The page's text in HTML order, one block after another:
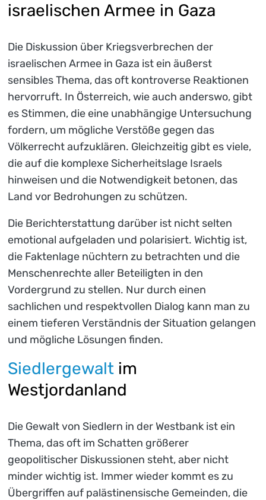
israelischen Armee in Gaza
Die Diskussion über Kriegsverbrechen der
israelischen Armee in Gaza ist ein äußerst
sensibles Thema, das oft kontroverse Reaktionen
hervorruft. In Österreich, wie auch anderswo, gibt
es Stimmen, die eine unabhängige Untersuchung
fordern, um mögliche Verstöße gegen das
Völkerrecht aufzuklären. Gleichzeitig gibt es viele,
die auf die komplexe Sicherheitslage Israels
hinweisen und die Notwendigkeit betonen, das
Land vor Bedrohungen zu schützen.
Die Berichterstattung darüber ist nicht selten
emotional aufgeladen und polarisiert. Wichtig ist,
die Faktenlage nüchtern zu betrachten und die
Menschenrechte aller Beteiligten in den
Vordergrund zu stellen. Nur durch einen
sachlichen und respektvollen Dialog kann man zu
einem tieferen Verständnis der Situation gelangen
und mögliche Lösungen finden.
Siedlergewalt im
Westjordanland
Die Gewalt von Siedlern in der Westbank ist ein
Thema, das oft im Schatten größerer
geopolitischer Diskussionen steht, aber nicht
minder wichtig ist. Immer wieder kommt es zu
Übergriffen auf palästinensische Gemeinden, die